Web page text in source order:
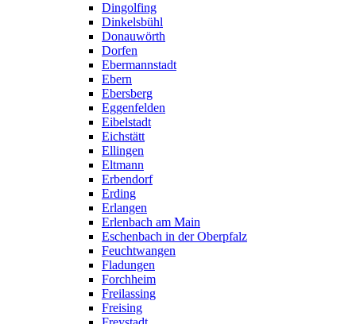
Dingolfing
Dinkelsbühl
Donauwörth
Dorfen
Ebermannstadt
Ebern
Ebersberg
Eggenfelden
Eibelstadt
Eichstätt
Ellingen
Eltmann
Erbendorf
Erding
Erlangen
Erlenbach am Main
Eschenbach in der Oberpfalz
Feuchtwangen
Fladungen
Forchheim
Freilassing
Freising